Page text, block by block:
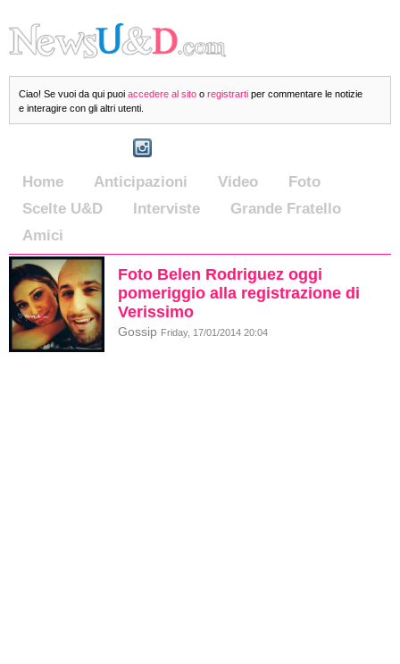
Ciao! Se vuoi da qui puoi accedere al sito o registrarti per commentare le notizie
e interagire con gli altri utenti.
Home Anticipazioni Video
Foto
Scelte U&D
Interviste
Grande Fratello
Amici
Foto Belen Rodriguez oggi
pomeriggio alla registrazione di
Verissimo
Gossip Friday, 17/01/2014 20:04